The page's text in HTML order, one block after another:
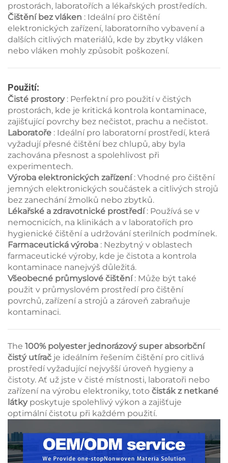
prostorách, laboratořích a lékařských prostředích.
Čištění bez vláken : Ideální pro čištění
elektronických zařízení, laboratorního vybavení a
dalších citlivých materiálů, kde by zbytky vláken
nebo vláken mohly způsobit poškození.
Použití:
Čisté prostory : Perfektní pro použití v čistých
prostorách, kde je kritická kontrola kontaminace,
zajišťující povrchy bez nečistot, prachu a nečistot.
Laboratoře : Ideální pro laboratorní prostředí, která
vyžadují přesné čištění bez chlupů, aby byla
zachována přesnost a spolehlivost při
experimentech.
Výroba elektronických zařízení: Vhodné pro čištění
jemných elektronických součástek a citlivých strojů
bez zanechání žmolků nebo zbytků.
Lékařské a zdravotnické prostředí: Používá se v
nemocnicích, na klinikách a v laboratořích pro
hygienické čištění a udržování sterilních podmínek.
Farmaceutická výroba : Nezbytný v oblastech
farmaceutické výroby, kde je čistota a kontrola
kontaminace nanejvýš důležitá.
Všeobecné průmyslové čištění: Může být také
použit v průmyslovém prostředí pro čištění
povrchů, zařízení a strojů a zároveň zabraňuje
kontaminaci.
The 100% polyester jednorázový super absorbční
čistý utírač je ideálním řešením čištění pro citlivá
prostředí vyžadující nejvyšší úroveň hygieny a
čistoty. Ať už jste v čisté místnosti, laboratoři nebo
zařízení na výrobu elektroniky, toto čisták z netkané
látky poskytuje spolehlivý výkon a zajišťuje
optimální čistotu při každém použití.